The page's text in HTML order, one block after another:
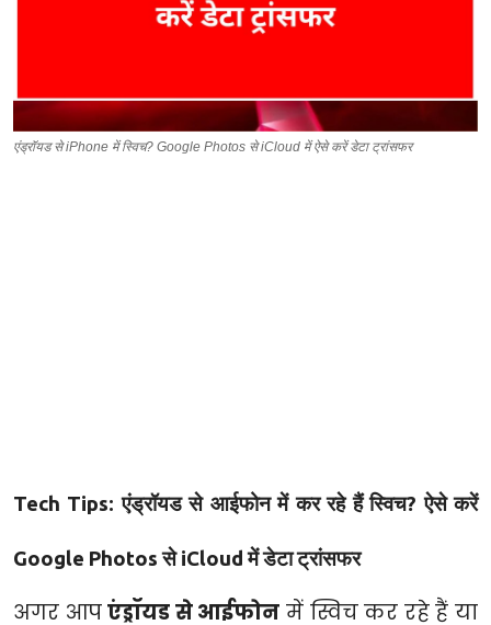
एंड्रॉयड से iPhone में स्विच? Google Photos से iCloud में ऐसे करें डेटा ट्रांसफर
Tech Tips: एंड्रॉयड से आईफोन में कर रहे हैं स्विच? ऐसे करें
Google Photos से iCloud में डेटा ट्रांसफर
अगर आपएंड्रॉयड से आईफोन में स्विच कर रहे हैं या